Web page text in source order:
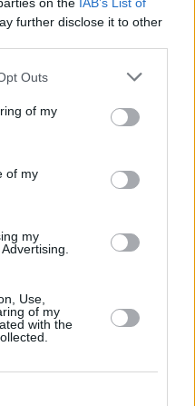
further disclose it to other
Outs
of my
of my
my
Use,
of my
with the